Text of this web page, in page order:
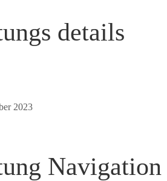
details
2023
Navigation